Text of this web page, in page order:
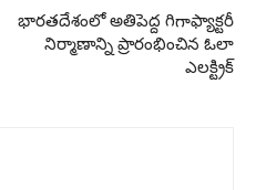
భారతదేశంలో అతిపెద్ద గిగాఫ్యాక్టరీ
నిర్మాణాన్ని ప్రారంభించిన ఓలా
ఎలక్ట్రిక్